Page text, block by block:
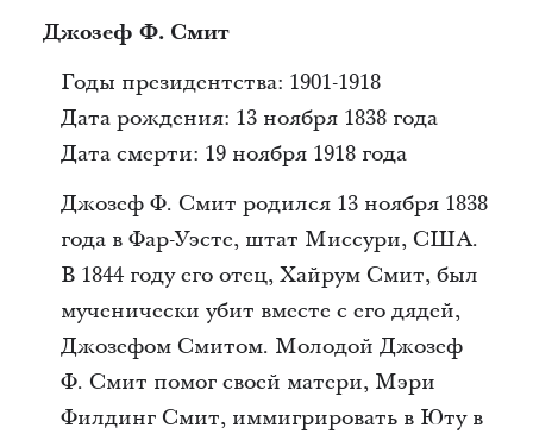
Джозеф Ф. Смит
Годы президентства: 1901-1918
Дата рождения: 13 ноября 1838 года
Дата смерти: 19 ноября 1918 года
Джозеф Ф. Смит родился 13 ноября 1838
года в Фар-Уэсте, штат Миссури, США.
В 1844 году его отец, Хайрум Смит, был
мученически убит вместе с его дядей,
Джозефом Смитом. Молодой Джозеф
Ф. Смит помог своей матери, Мэри
Филдинг Смит, иммигрировать в Юту в